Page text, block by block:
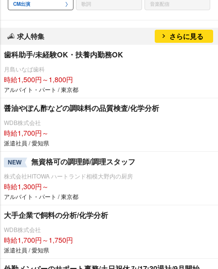
CM出演 歌詞 音楽配信
求人特集 さらに見る
歯科助手/未経験OK・扶養内勤務OK
月島いなば歯科
時給1,500円～1,800円
アルバイト・パート / 東京都
醤油やぽん酢などの調味料の品質検査/化学分析
WDB株式会社
時給1,700円～
派遣社員 / 愛知県
NEW 無資格可の調理師/調理スタッフ
株式会社HITOWA ハートランド相模大野内の厨房
時給1,300円～
アルバイト・パート / 東京都
大手企業で飼料の分析/化学分析
WDB株式会社
時給1,700円～1,750円
派遣社員 / 愛知県